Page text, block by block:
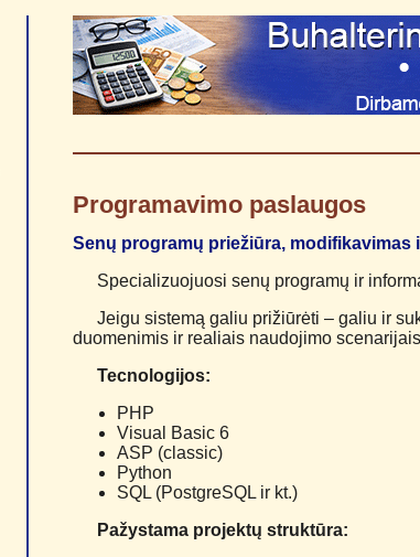
Programavimo paslaugos
Senų programų priežiūra, modifikavimas
Specializuojuosi senų programų ir
Jeigu sistemą galiu prižiūrėti – galiu ir
duomenimis ir realiais naudojimo
Tecnologijos:
PHP
Visual Basic 6
ASP (classic)
Python
SQL (PostgreSQL ir kt.)
Pažystama projektų struktūra: